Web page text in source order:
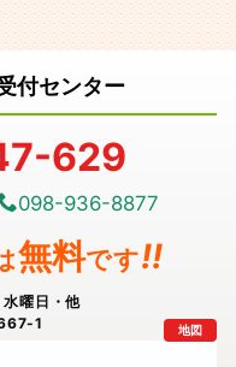
付センター
629
098-936-8877
無料です!!
曜日・他
1 地図